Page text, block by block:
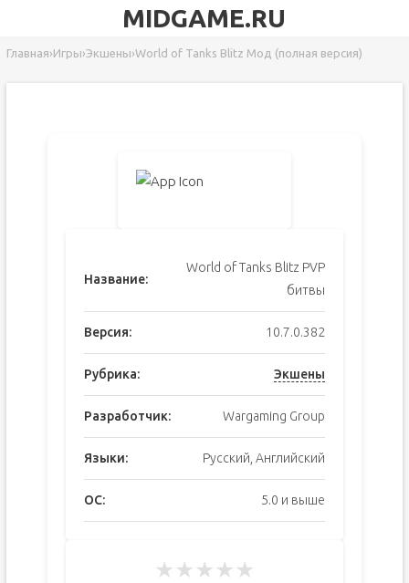
MIDGAME.RU
Главная›Игры›Экшены›World of Tanks Blitz Мод (полная версия)
Название:
World of Tanks Blitz PVP
битвы
Версия: 10.7.0.382
Рубрика: Экшены
Разработчик: Wargaming Group
Языки: Русский, Английский
ОС: 5.0 и выше
★★★★★